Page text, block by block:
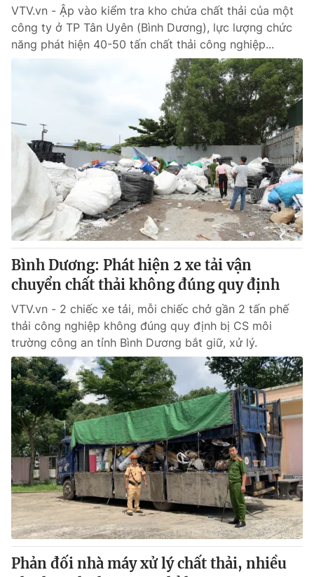
Photo Infographic
Shorts video
VTV Thể thao
VTV Sức khoẻ Bất động sản
Thị trường 24h Tấm lòng Việt
VTV4 Vươn mình bằng AI
VTV9 VTV8
Liên hệ tòa soạn English
THỜI BÁO VTV
Theo dõi báo trên
Cơ quan chủ quản:Đài Truyền hình Việt Nam
Cơ quan báo chí:Thời báo VTV
Giấy phép hoạt động báo in và báo điện tử số 483/GP-BTTTT
cấp ngày 29/12/2023
Tổng Biên tập:Vũ Thanh Thủy
Phó Tổng Biên tập:Nguyễn Thị Mỹ Hạnh, Phạm Quốc Thắng,
VTV.vn - Ập vào kiểm tra kho chứa chất thải của một
công ty ở TP Tân Uyên (Bình Dương), lực lượng chức
năng phát hiện 40-50 tấn chất thải công nghiệp...
Bình Dương: Phát hiện 2 xe tải vận
chuyển chất thải không đúng quy định
VTV.vn - 2 chiếc xe tải, mỗi chiếc chở gần 2 tấn phế
thải công nghiệp không đúng quy định bị CS môi
trường công an tỉnh Bình Dương bắt giữ, xử lý.
Phản đối nhà máy xử lý chất thải, nhiều